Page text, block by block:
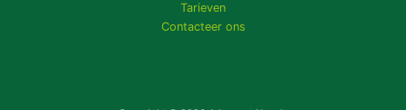
Tarieven
Contacteer ons